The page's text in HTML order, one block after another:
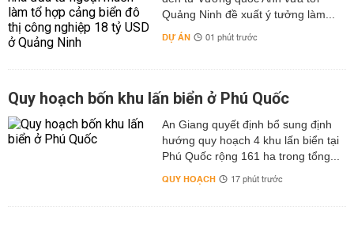
Quảng Ninh đề xuất ý tưởng làm...
DỰ ÁN 01 phút trước
Quy hoạch bốn khu lấn biển ở Phú Quốc
An Giang quyết định bổ sung định
hướng quy hoạch 4 khu lấn biển tại
Phú Quốc rộng 161 ha trong tổng...
QUY HOẠCH 17 phút trước